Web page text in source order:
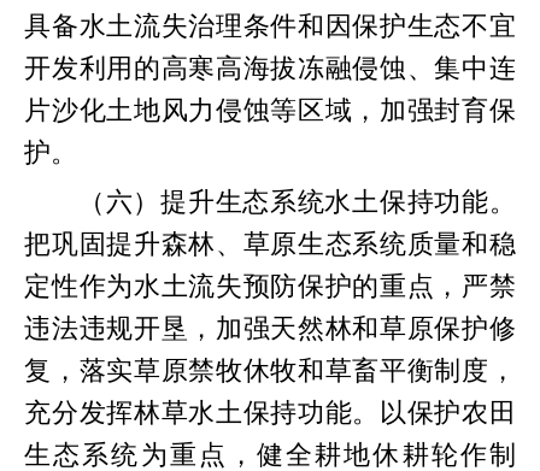
具备水土流失治理条件和因保护生态不宜
开发利用的高寒高海拔冻融侵蚀、集中连
片沙化土地风力侵蚀等区域，加强封育保
护。
（六）提升生态系统水土保持功能。
把巩固提升森林、草原生态系统质量和稳
定性作为水土流失预防保护的重点，严禁
违法违规开垦，加强天然林和草原保护修
复，落实草原禁牧休牧和草畜平衡制度，
充分发挥林草水土保持功能。以保护农田
生态系统为重点，健全耕地休耕轮作制